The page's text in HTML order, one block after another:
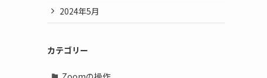
2024年5月
カテゴリー